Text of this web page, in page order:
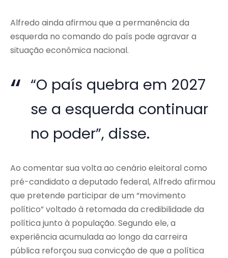
Alfredo ainda afirmou que a permanência da
esquerda no comando do país pode agravar a
situação econômica nacional.
“O país quebra em 2027
se a esquerda continuar
no poder”, disse.
Ao comentar sua volta ao cenário eleitoral como
pré-candidato a deputado federal, Alfredo afirmou
que pretende participar de um “movimento
político” voltado à retomada da credibilidade da
política junto à população. Segundo ele, a
experiência acumulada ao longo da carreira
pública reforçou sua convicção de que a política